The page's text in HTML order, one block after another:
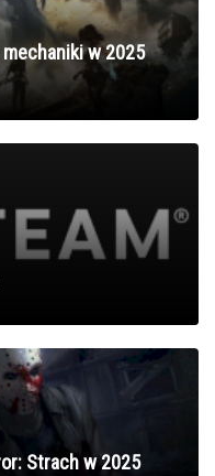
mechaniki w 2025
Strach w 2025